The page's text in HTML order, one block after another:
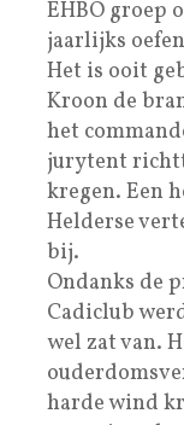
EHBO groep
jaarlijks
Het is ooit
Kroon de
het
jurytent
kregen. Een
Helderse
bij.
Ondanks de
Cadiclub
wel zat van.
harde wind